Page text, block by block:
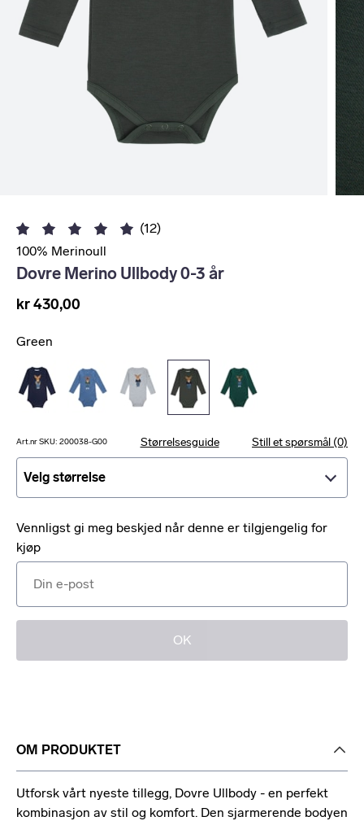
(12)
100% Merinoull
Dovre Merino Ullbody 0-3 år
kr 430,00
Green
Art.nr SKU: 200038-G00 Størrelsesguide Still et spørsmål (0)
Velg størrelse
Vennligst gi meg beskjed når denne er tilgjengelig for
kjøp
OK
OM PRODUKTET
Utforsk vårt nyeste tillegg, Dovre Ullbody - en perfekt
kombinasjon av stil og komfort. Den sjarmerende bodyen